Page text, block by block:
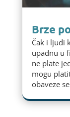
Brze
Čak i ljudi
upadnu u
ne plate
mogu
obaveze